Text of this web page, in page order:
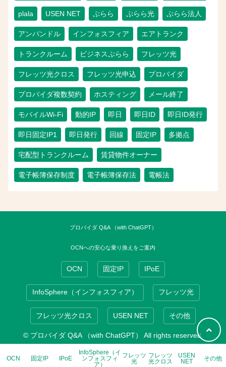
plala USEN NET ぷらら ぷらら光 ぷらら法人
アンバンドル インフォスフィア エアトランク
トランクルーム ビジネスぷらら フレッツ光
フレッツ光クロス フレッツ光申込 プロバイダ
プロバイダ複数契約 ホスティング メール終了
モバイルWi-Fi 動的IP 即日 即日ID 即日ID発行
即日固定IP1 即日発行 回線 固定IP 多拠点
宅配型トランクルーム 賃貸物件オーナー
電子帳簿保存制度 電子帳簿保存法 電帳法
プロバイダ Q&A （with ChatGPT）
OCNへの安心な乗り換えをご案内
OCN 固定IP IPoE
InfoSphere（インフォスフィア） フレッツ光
フレッツ光クロス USEN NET その他
© プロバイダ Q&A （with ChatGPT） All rights reserved.
OCN 固定IP IPoE
InfoSphere（イ
ンフォスフィ
ア）
フレッツ
光
フレッツ
光クロス
USEN
NET
その他